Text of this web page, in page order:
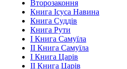
Второзаконня
Книга Ісуса Навина
Книга Суддів
Книга Рути
І Книга Самуїла
ІІ Книга Самуїла
І Книга Царів
ІІ Книга Царів